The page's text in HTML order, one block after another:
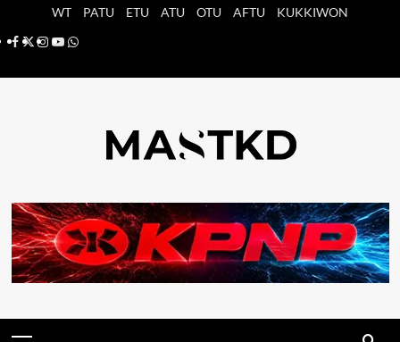
WT PATU ETU ATU OTU AFTU
KUKKIWON
Facebook
X Instagram
YouTube
Whatsapp